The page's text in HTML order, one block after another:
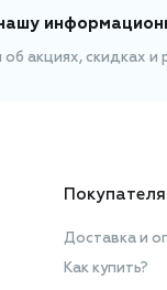
акциях, скидках и
Доставка и
Как купить?